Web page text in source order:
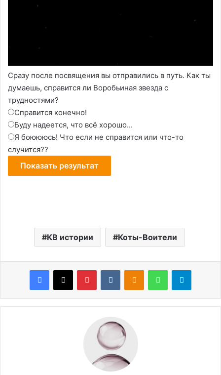
Сразу после посвящения вы отправились в путь. Как ты
думаешь, справится ли Воробьиная звезда с
трудностями?
Справится конечно!
Буду надеется, что всё хорошо...
Я боюююсь! Что если не справится или что-то
случится??
КВ истории Коты-Воители